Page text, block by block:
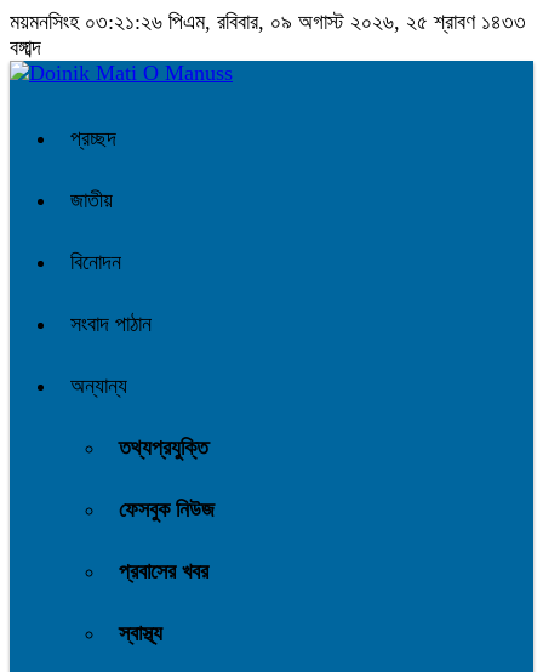
ময়মনসিংহ ০৩:২১:২৬ পিএম, রবিবার, ০৯ অগাস্ট ২০২৬, ২৫ শ্রাবণ ১৪৩৩
বঙ্গাব্দ
প্রচ্ছদ
জাতীয়
বিনোদন
সংবাদ পাঠান
অন্যান্য
তথ্যপ্রযুক্তি
ফেসবুক নিউজ
প্রবাসের খবর
স্বাস্থ্য